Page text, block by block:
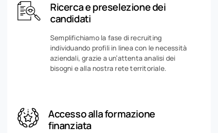
Ricerca e preselezione dei
candidati
Semplifichiamo la fase di recruiting
individuando profili in linea con le necessità
aziendali, grazie a un’attenta analisi dei
bisogni e alla nostra rete territoriale.
Accesso alla formazione
finanziata